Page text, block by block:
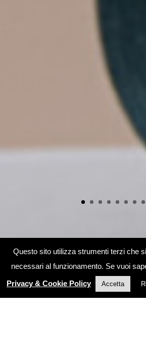
Questo sito utilizza strumenti terzi che
necessari al funzionamento. Se vuoi
Privacy & Cookie Policy
Accetta